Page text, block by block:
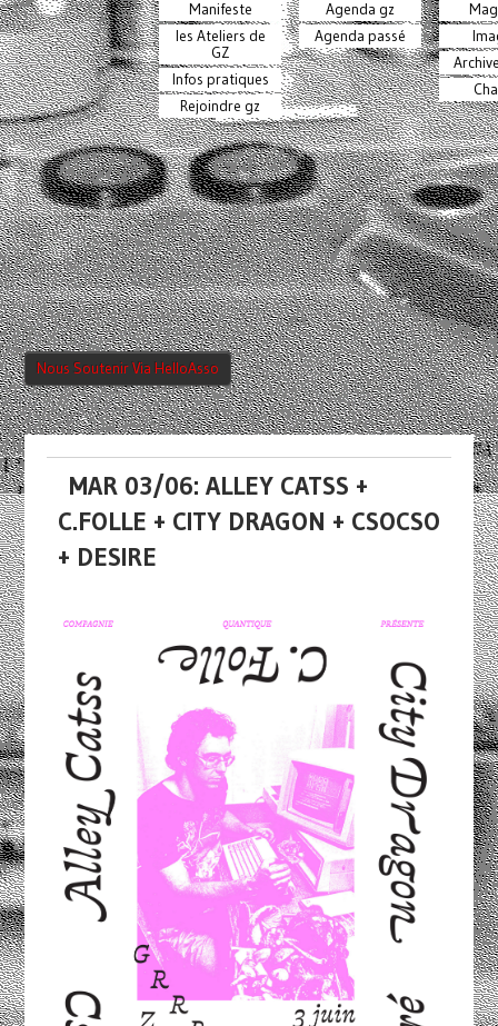
Manifeste
les Ateliers de
GZ
Infos pratiques
Rejoindre gz
Agenda gz
Agenda passé
Nous Soutenir Via HelloAsso
MAR 03/06: ALLEY CATSS +
C.FOLLE + CITY DRAGON + CSOCSO
+ DESIRE